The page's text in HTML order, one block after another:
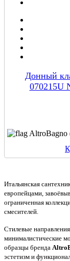
Донный
070215U
AltroBagno
Итальянская
европейцами,
ограниченная
смесителей.
Стилевые
минималистические
образцы бренда
эстетизм и